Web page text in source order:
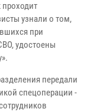
проходит
узнали о том,
при
удостоены
передали
спецоперации -